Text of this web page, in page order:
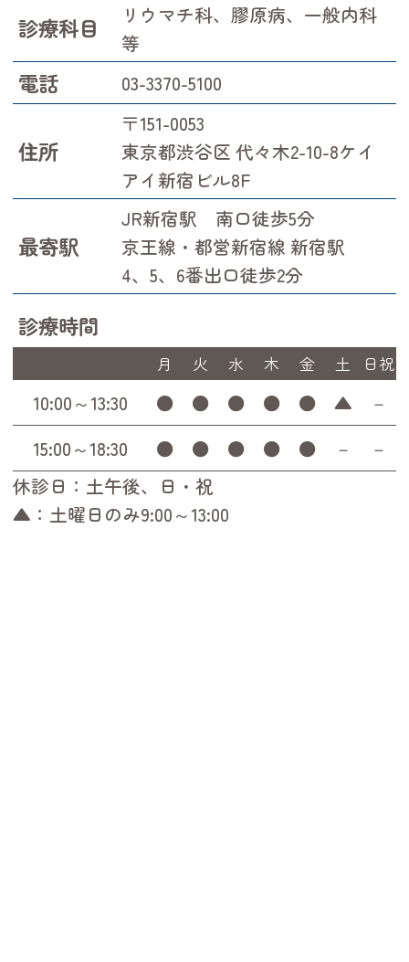
診療科目
リウマチ科、膠原病、一般内科
等
電話 03-3370-5100
住所
〒151-0053
東京都渋谷区 代々木2-10-8ケイ
アイ新宿ビル8F
最寄駅
JR新宿駅 南口徒歩5分
京王線・都営新宿線 新宿駅
4、5、6番出口徒歩2分
診療時間
月 火 水 木 金 土 日祝
10:00～13:30 ● ● ● ● ● ▲
－
15:00～18:30
● ● ● ● ● －
－
休診日：土午後、日・祝
▲：土曜日のみ9:00～13:00